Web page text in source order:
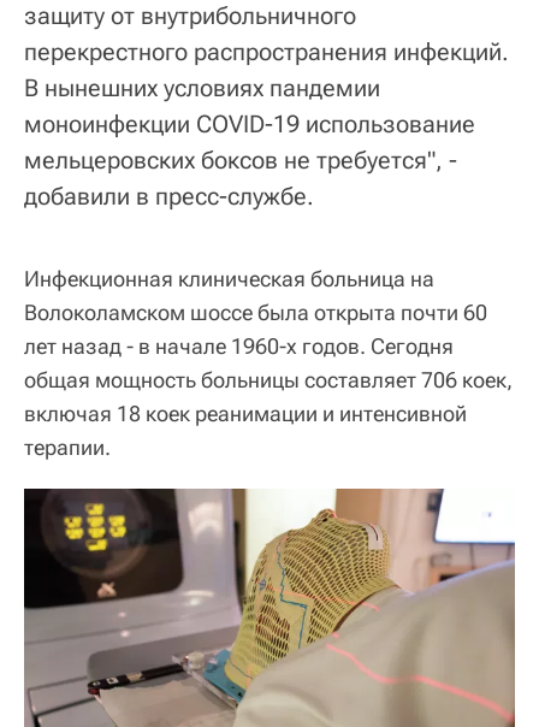
защиту от внутрибольничного
перекрестного распространения инфекций.
В нынешних условиях пандемии
моноинфекции COVID-19 использование
мельцеровских боксов не требуется", -
добавили в пресс-службе.
Инфекционная клиническая больница на
Волоколамском шоссе была открыта почти 60
лет назад - в начале 1960-х годов. Сегодня
общая мощность больницы составляет 706 коек,
включая 18 коек реанимации и интенсивной
терапии.